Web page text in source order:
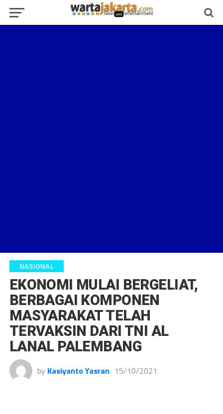
NASIONAL
EKONOMI MULAI BERGELIAT,
BERBAGAI KOMPONEN
MASYARAKAT TELAH
TERVAKSIN DARI TNI AL
LANAL PALEMBANG
by Kasiyanto Yasran 15/10/2021